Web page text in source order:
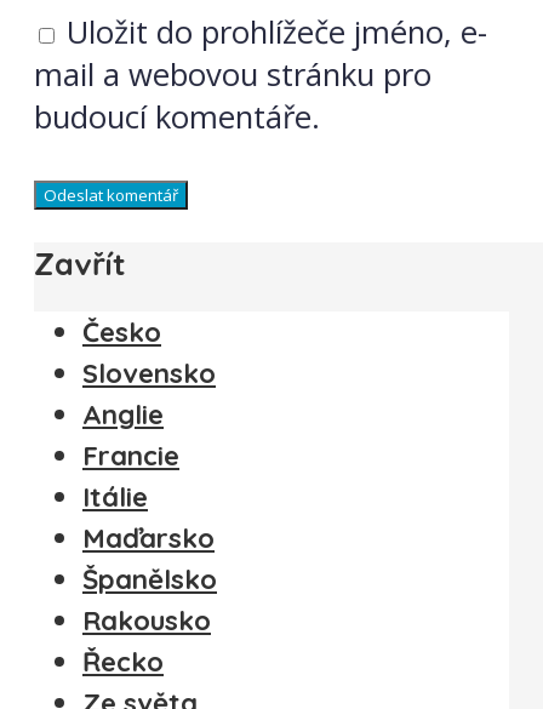
Uložit do prohlížeče jméno, e-
mail a webovou stránku pro
budoucí komentáře.
Zavřít
Česko
Slovensko
Anglie
Francie
Itálie
Maďarsko
Španělsko
Rakousko
Řecko